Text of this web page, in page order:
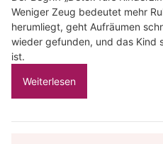
Weniger Zeug bedeutet mehr
herumliegt, geht Aufräumen
wieder gefunden, und das Kind
ist.
Weiterlesen